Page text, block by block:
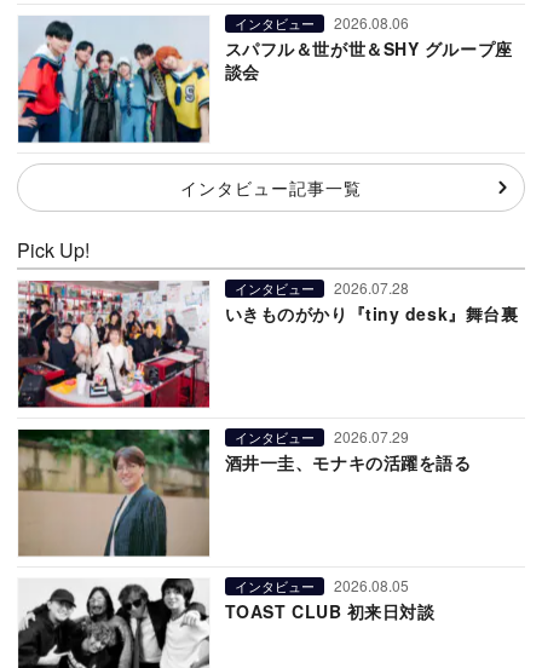
インタビュー 2026.08.06
スパフル＆世が世＆SHY グループ座
談会
インタビュー記事一覧
Pick Up!
インタビュー 2026.07.28
いきものがかり『tiny desk』舞台裏
インタビュー 2026.07.29
酒井一圭、モナキの活躍を語る
インタビュー 2026.08.05
TOAST CLUB 初来日対談